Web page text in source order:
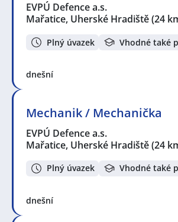
EVPÚ Defence a.s.
Mařatice, Uherské Hradiště(24
Plný úvazek Vhodné také
dnešní
Mechanik / Mechanička
EVPÚ Defence a.s.
Mařatice, Uherské Hradiště(24
Plný úvazek Vhodné také
dnešní